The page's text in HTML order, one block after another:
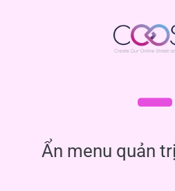
Ẩn menu quản